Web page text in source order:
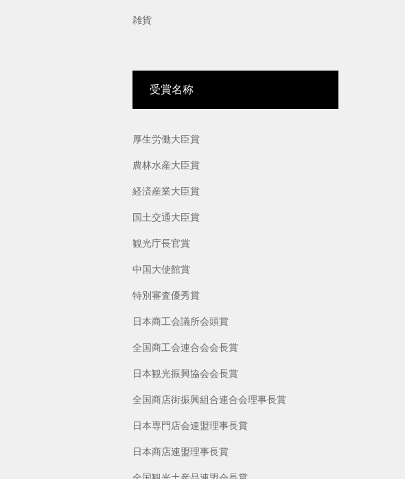
雑貨
受賞名称
厚生労働大臣賞
農林水産大臣賞
経済産業大臣賞
国土交通大臣賞
観光庁長官賞
中国大使館賞
特別審査優秀賞
日本商工会議所会頭賞
全国商工会連合会会長賞
日本観光振興協会会長賞
全国商店街振興組合連合会理事長賞
日本専門店会連盟理事長賞
日本商店連盟理事長賞